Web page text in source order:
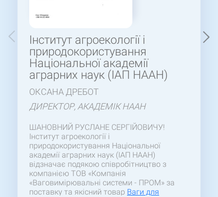
Інститут агроекології і
природокористування
Національної академії
аграрних наук (ІАП НААН)
ОКСАНА ДРЕБОТ
ДИРЕКТОР, АКАДЕМІК НААН
ШАНОВНИЙ РУСЛАНЕ СЕРГІЙОВИЧУ!
Інститут агроекології і
природокористування Національної
академії аграрних наук (ІАП НААН)
відзначає подякою співробітництво з
компанією ТОВ «Компанія
«Ваговимірювальні системи - ПРОМ» за
поставку та якісний товар Ваги для